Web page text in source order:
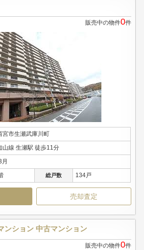
販売中の物件0件
宮市生瀬武庫川町
山線 生瀬駅 徒歩11分
総戸数 134戸
売却査定
ンション 中古マンション
販売中の物件0件